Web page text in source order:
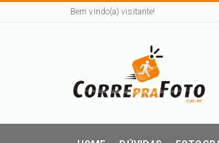
Bem vindo(a) visitante!